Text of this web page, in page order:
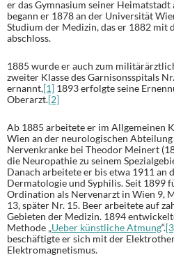
er das Gymnasium seiner
begann er 1878 an der Universität
Studium der Medizin, das er 1882 mit
abschloss.
1885 wurde er auch zum
zweiter Klasse des Garnisonsspitals
ernannt,[1] 1893 erfolgte seine
Oberarzt.[2]
Ab 1885 arbeitete er im Allgemeinen
Wien an der neurologischen
Nervenkranke bei Theodor Meinert
die Neuropathie zu seinem
Danach arbeitete er bis etwa 1911 an
Dermatologie und Syphilis. Seit 1899
Ordination als Nervenarzt in Wien 9,
13, später Nr. 15. Beer arbeitete auf
Gebieten der Medizin. 1894
Methode „Ueber künstliche Atmung“.
beschäftigte er sich mit der
Elektromagnetismus.